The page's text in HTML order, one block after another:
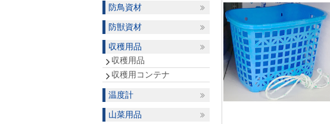
防鳥資材
防獣資材
収穫用品
収穫用品
収穫用コンテナ
温度計
山菜用品